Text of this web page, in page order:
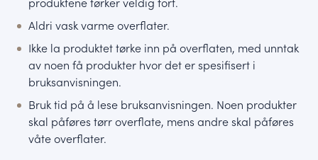
Aldri vask varme overflater.
Ikke la produktet tørke inn på overflaten, med unntak
av noen få produkter hvor det er spesifisert i
bruksanvisningen.
Bruk tid på å lese bruksanvisningen. Noen produkter
skal påføres tørr overflate, mens andre skal påføres
våte overflater.